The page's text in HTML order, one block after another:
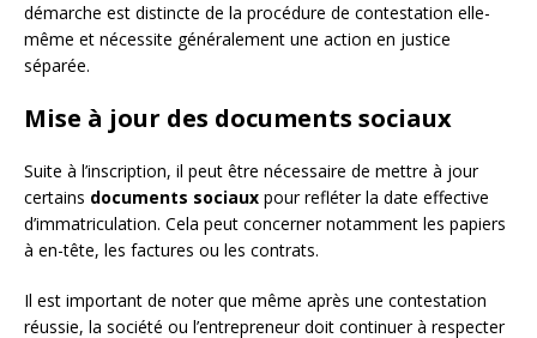
démarche est distincte de la procédure de contestation elle-
même et nécessite généralement une action en justice
séparée.
Mise à jour des documents sociaux
Suite à l’inscription, il peut être nécessaire de mettre à jour
certains documents sociaux pour refléter la date effective
d’immatriculation. Cela peut concerner notamment les papiers
à en-tête, les factures ou les contrats.
Il est important de noter que même après une contestation
réussie, la société ou l’entrepreneur doit continuer à respecter